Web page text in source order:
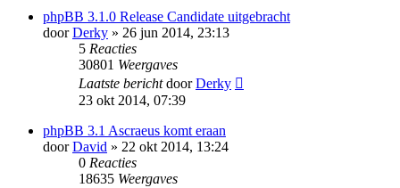
phpBB 3.1.0 Release Candidate uitgebracht
doorDerky » 26 jun 2014, 23:13
5 Reacties
30801 Weergaves
Laatste berichtdoorDerky
23 okt 2014, 07:39
phpBB 3.1 Ascraeus komt eraan
doorDavid » 22 okt 2014, 13:24
0 Reacties
18635 Weergaves